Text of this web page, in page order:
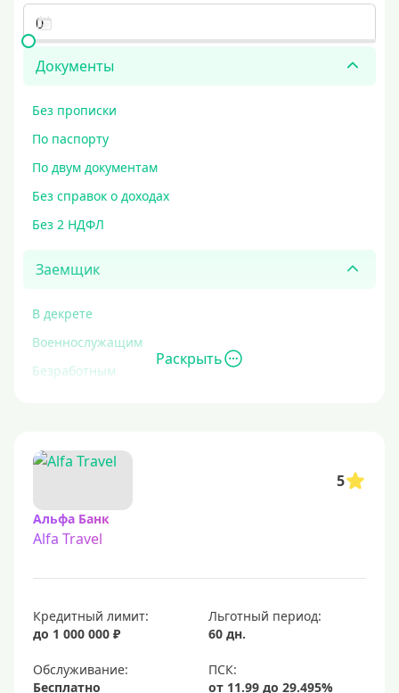
Документы
Без прописки
По паспорту
По двум документам
Без справок о доходах
Без 2 НДФЛ
Заемщик
В декрете
Военнослужащим
Безработным
С временной регистрацией
До 75 лет
До 80 лет
С 18 лет
С 20 лет
Раскрыть
5
Альфа Банк
Alfa Travel
Кредитный лимит:
до 1 000 000 ₽
Льготный период:
60 дн.
Обслуживание:
Бесплатно